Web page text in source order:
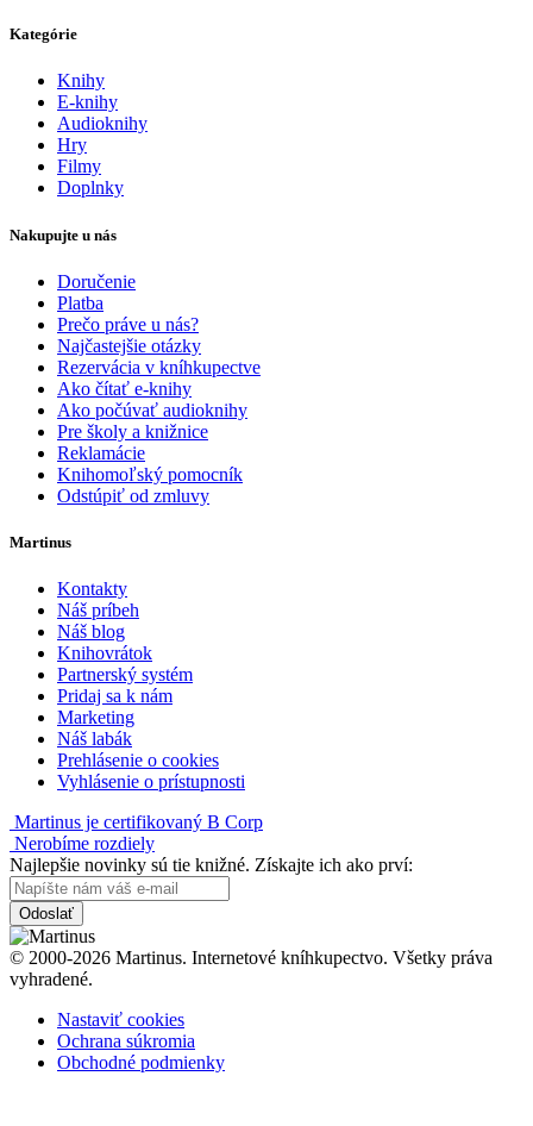
Kategórie
Knihy
E-knihy
Audioknihy
Hry
Filmy
Doplnky
Nakupujte u nás
Doručenie
Platba
Prečo práve u nás?
Najčastejšie otázky
Rezervácia v kníhkupectve
Ako čítať e-knihy
Ako počúvať audioknihy
Pre školy a knižnice
Reklamácie
Knihomoľský pomocník
Odstúpiť od zmluvy
Martinus
Kontakty
Náš príbeh
Náš blog
Knihovrátok
Partnerský systém
Pridaj sa k nám
Marketing
Náš labák
Prehlásenie o cookies
Vyhlásenie o prístupnosti
Martinus je certifikovaný B Corp
Nerobíme rozdiely
Najlepšie novinky sú tie knižné. Získajte ich ako prví:
Odoslať
© 2000-2026 Martinus. Internetové kníhkupectvo. Všetky práva
vyhradené.
Nastaviť cookies
Ochrana súkromia
Obchodné podmienky